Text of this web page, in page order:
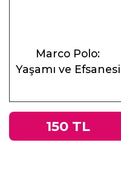
Marco Polo:
Yaşamı ve Efsanesi
150 TL